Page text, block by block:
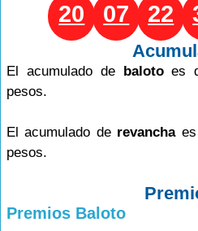
20 07 22
El acumulado de balotoes
pesos.
El acumulado de revanchaes
pesos.
Premios Baloto